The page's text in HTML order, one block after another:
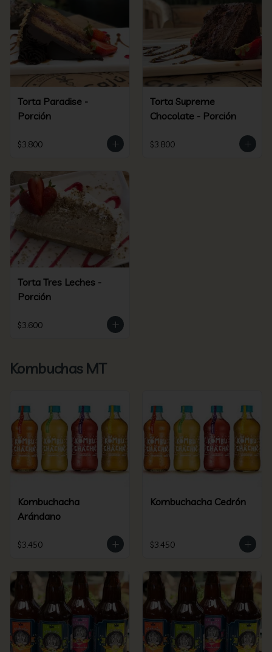
Torta Paradise -
Porción
$3.800
Torta Supreme
Chocolate - Porción
$3.800
Torta Tres Leches -
Porción
$3.600
Kombuchas MT
Kombuchacha
Arándano
$3.450
Kombuchacha Cedrón
$3.450